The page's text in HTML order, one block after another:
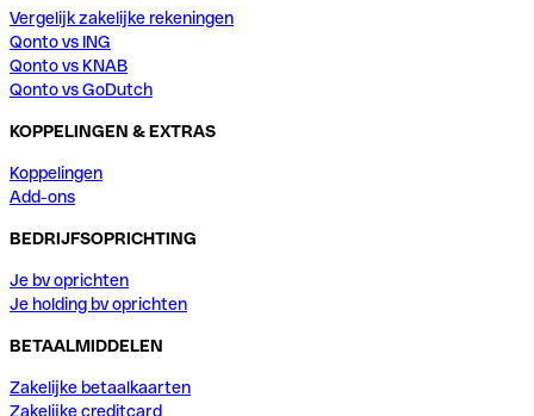
Vergelijk zakelijke rekeningen
Qonto vs ING
Qonto vs KNAB
Qonto vs GoDutch
KOPPELINGEN & EXTRAS
Koppelingen
Add-ons
BEDRIJFSOPRICHTING
Je bv oprichten
Je holding bv oprichten
BETAALMIDDELEN
Zakelijke betaalkaarten
Zakelijke creditcard